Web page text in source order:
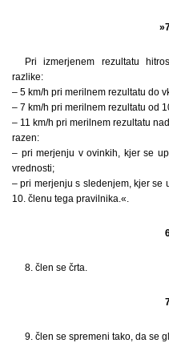
Pri izmerjenem rezultatu
razlike:
– 5 km/h pri merilnem rezultatu do
– 7 km/h pri merilnem rezultatu od
– 11 km/h pri merilnem rezultatu
razen:
– pri merjenju v ovinkih, kjer se
vrednosti;
– pri merjenju s sledenjem, kjer se
10. členu tega pravilnika.«.
8. člen se črta.
9. člen se spremeni tako, da se